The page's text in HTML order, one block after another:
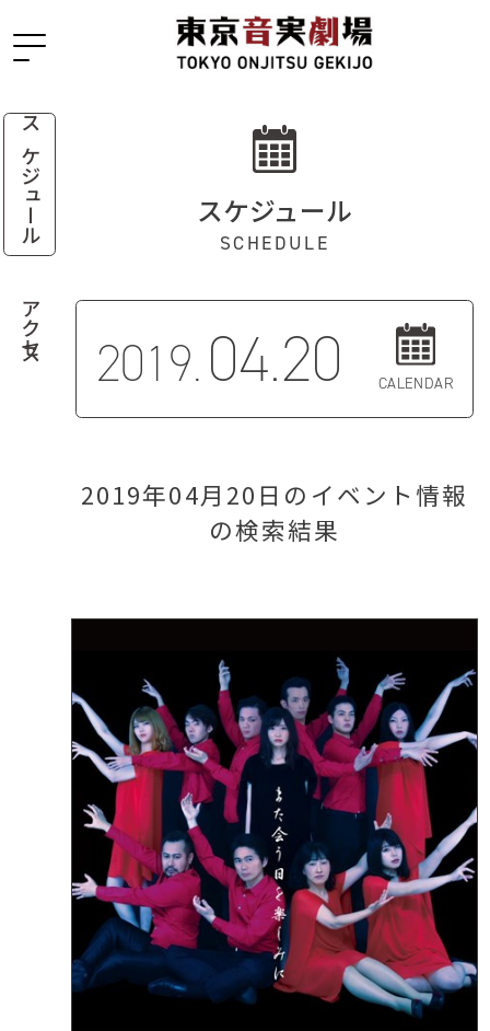
スケジュール
アクセス
スケジュール
SCHEDULE
2019.04.20 CALENDAR
2019年04月20日のイベント情報
の検索結果